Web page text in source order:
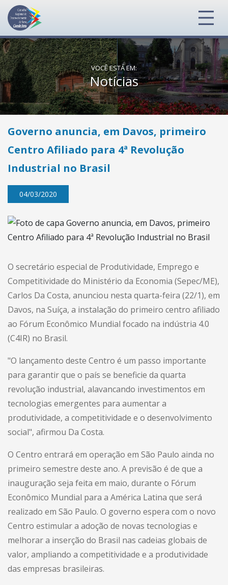
VOCÊ ESTÁ EM:
Notícias
Governo anuncia, em Davos, primeiro
Centro Afiliado para 4ª Revolução
Industrial no Brasil
04/03/2020
O secretário especial de Produtividade, Emprego e
Competitividade do Ministério da Economia (Sepec/ME),
Carlos Da Costa, anunciou nesta quarta-feira (22/1), em
Davos, na Suíça, a instalação do primeiro centro afiliado
ao Fórum Econômico Mundial focado na indústria 4.0
(C4IR) no Brasil.
"O lançamento deste Centro é um passo importante
para garantir que o país se beneficie da quarta
revolução industrial, alavancando investimentos em
tecnologias emergentes para aumentar a
produtividade, a competitividade e o desenvolvimento
social", afirmou Da Costa.
O Centro entrará em operação em São Paulo ainda no
primeiro semestre deste ano. A previsão é de que a
inauguração seja feita em maio, durante o Fórum
Econômico Mundial para a América Latina que será
realizado em São Paulo. O governo espera com o novo
Centro estimular a adoção de novas tecnologias e
melhorar a inserção do Brasil nas cadeias globais de
valor, ampliando a competitividade e a produtividade
das empresas brasileiras.